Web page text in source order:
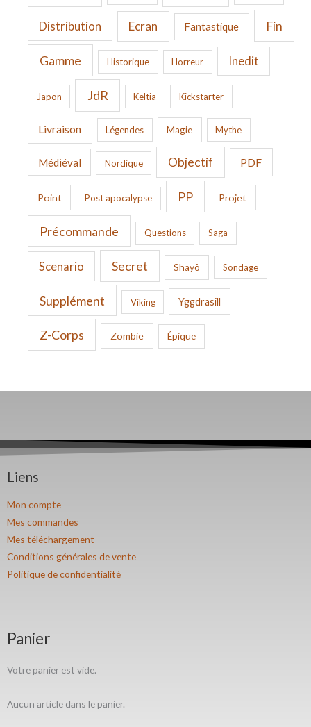
Distribution Ecran Fantastique Fin
Gamme Historique Horreur Inedit
Japon JdR Keltia Kickstarter
Livraison Légendes Magie Mythe
Médiéval Nordique Objectif PDF
Point Post apocalypse PP Projet
Précommande Questions Saga
Scenario Secret Shayô Sondage
Supplément Viking Yggdrasill
Z-Corps Zombie Épique
Liens
Mon compte
Mes commandes
Mes téléchargement
Conditions générales de vente
Politique de confidentialité
Panier
Votre panier est vide.
Aucun article dans le panier.